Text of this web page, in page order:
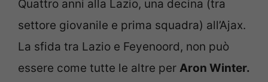
Quattro anni alla Lazio, una decina (tra
settore giovanile e prima squadra) all’Ajax.
La sfida tra Lazio e Feyenoord, non può
essere come tutte le altre per Aron Winter.